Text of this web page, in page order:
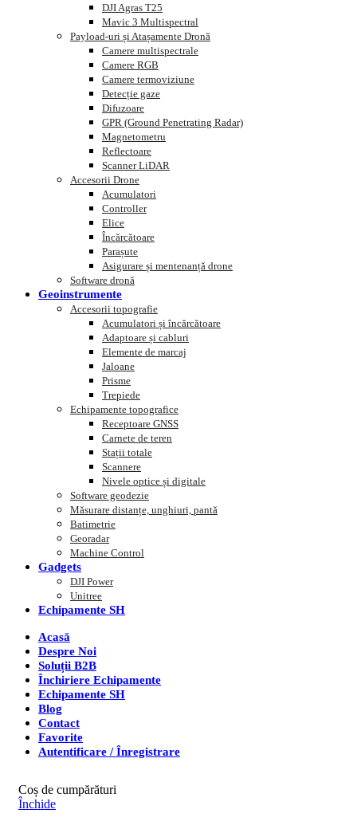
DJI Agras T25
Mavic 3 Multispectral
Payload-uri și Atașamente Dronă
Camere multispectrale
Camere RGB
Camere termoviziune
Detecție gaze
Difuzoare
GPR (Ground Penetrating Radar)
Magnetometru
Reflectoare
Scanner LiDAR
Accesorii Drone
Acumulatori
Controller
Elice
Încărcătoare
Parașute
Asigurare și mentenanță drone
Software dronă
Geoinstrumente
Accesorii topografie
Acumulatori și încărcătoare
Adaptoare și cabluri
Elemente de marcaj
Jaloane
Prisme
Trepiede
Echipamente topografice
Receptoare GNSS
Carnete de teren
Stații totale
Scannere
Nivele optice și digitale
Software geodezie
Măsurare distanțe, unghiuri, pantă
Batimetrie
Georadar
Machine Control
Gadgets
DJI Power
Unitree
Echipamente SH
Acasă
Despre Noi
Soluții B2B
Închiriere Echipamente
Echipamente SH
Blog
Contact
Favorite
Autentificare / Înregistrare
Coș de cumpărături
Închide